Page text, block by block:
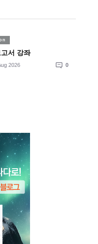
서 강좌
2026 0